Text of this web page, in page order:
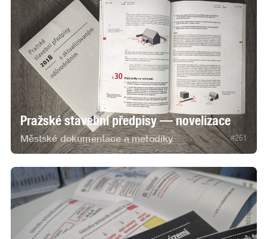
Pražské stavební předpisy — novelizace
Městské dokumentace a metodiky #261